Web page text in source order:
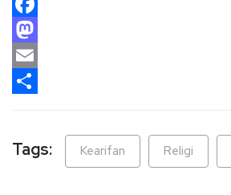
Facebook
Mastodon
Email
Tags: Kearifan Religi